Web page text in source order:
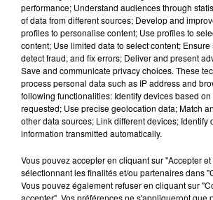
Ca Pik Un Peu
Quand Même
Mr Know It All
l'horoscope
performance; Understand audiences through
of data from different sources; Develop and
profiles to personalise content; Use profiles to
content; Use limited data to select content;
detect fraud, and fix errors; Deliver and present
Save and communicate privacy choices. These
process personal data such as IP address and
following functionalities: Identify devices based
requested; Use precise geolocation data; Match
other data sources; Link different devices; Identify
information transmitted automatically.
Vous pouvez accepter en cliquant sur "Accepter
sélectionnant les finalités et/ou partenaires dans
Vous pouvez également refuser en cliquant sur
accepter". Vos préférences ne s'appliqueront que